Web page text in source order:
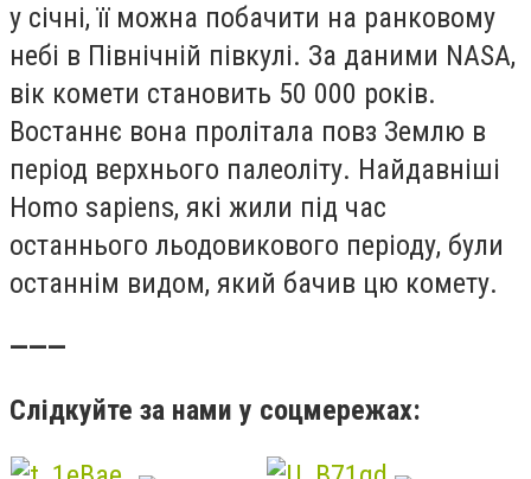
у січні, її можна побачити на ранковому
небі в Північній півкулі. За даними NASA,
вік комети становить 50 000 років.
Востаннє вона пролітала повз Землю в
період верхнього палеоліту. Найдавніші
Homo sapiens, які жили під час
останнього льодовикового періоду, були
останнім видом, який бачив цю комету.
———
Слідкуйте за нами у соцмережах: